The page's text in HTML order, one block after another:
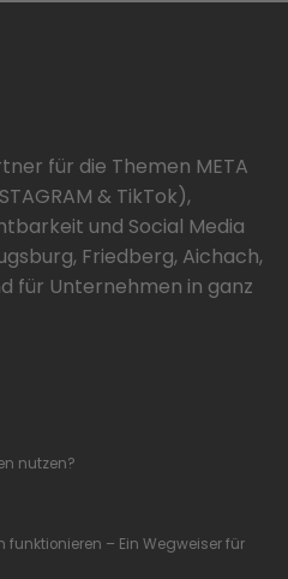
für die Themen META
& TikTok),
und Social Media
Friedberg, Aichach,
für Unternehmen in ganz
nutzen?
– Ein Wegweiser für